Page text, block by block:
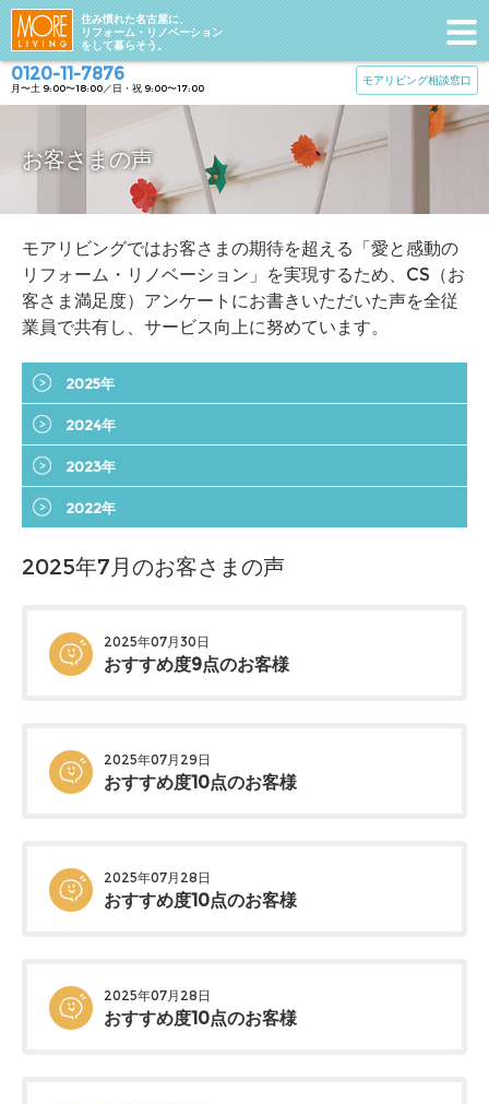
住み慣れた名古屋に、
リフォーム・リノベーション
をして暮らそう。
0120-11-7876
月〜土 9:00〜18:00／日・祝 9:00〜17:00
モアリビング相談窓口
お客さまの声
モアリビングではお客さまの期待を超える「愛と感動の
リフォーム・リノベーション」を実現するため、CS（お
客さま満足度）アンケートにお書きいただいた声を全従
業員で共有し、サービス向上に努めています。
2025年
2024年
2023年
2022年
2025年7月のお客さまの声
2025年07月30日
おすすめ度9点のお客様
2025年07月29日
おすすめ度10点のお客様
2025年07月28日
おすすめ度10点のお客様
2025年07月28日
おすすめ度10点のお客様